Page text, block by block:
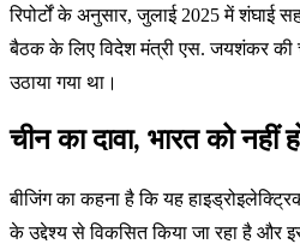
रिपोर्टों के अनुसार, जुलाई 2025 में शंघाई
बैठक के लिए विदेश मंत्री एस. जयशंकर की
उठाया गया था।
चीन का दावा, भारत को नहीं
बीजिंग का कहना है कि यह
के उद्देश्य से विकसित किया जा रहा है और